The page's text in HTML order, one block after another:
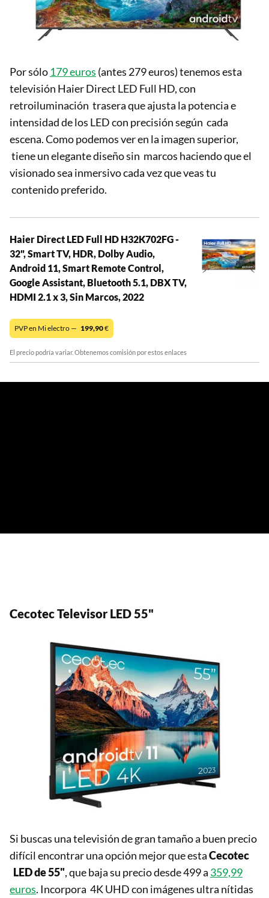
Por sólo 179 euros (antes 279 euros) tenemos esta
televisión Haier Direct LED Full HD, con
retroiluminación trasera que ajusta la potencia e
intensidad de los LED con precisión según cada
escena. Como podemos ver en la imagen superior,
tiene un elegante diseño sin marcos haciendo que el
visionado sea inmersivo cada vez que veas tu
contenido preferido.
Haier Direct LED Full HD H32K702FG -
32", Smart TV, HDR, Dolby Audio,
Android 11, Smart Remote Control,
Google Assistant, Bluetooth 5.1, DBX TV,
HDMI 2.1 x 3, Sin Marcos, 2022
PVP en Mi electro — 199,90€
El precio podría variar. Obtenemos comisión por estos enlaces
Cecotec Televisor LED 55"
Si buscas una televisión de gran tamaño a buen precio
difícil encontrar una opción mejor que estaCecotec
LED de 55", que baja su precio desde 499 a 359,99
euros. Incorpora 4K UHD con imágenes ultra nítidas